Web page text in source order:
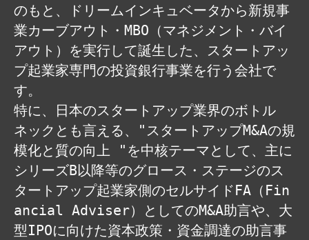
のもと、ドリームインキュベータから新規事
業カーブアウト・MBO（マネジメント・バイ
アウト）を実行して誕生した、スタートアッ
プ起業家専門の投資銀行事業を行う会社で
す。
特に、日本のスタートアップ業界のボトル
ネックとも言える、"スタートアップM&Aの規
模化と質の向上 "を中核テーマとして、主に
シリーズB以降等のグロース・ステージのス
タートアップ起業家側のセルサイドFA（Fin
ancial Adviser）としてのM&A助言や、大
型IPOに向けた資本政策・資金調達の助言事